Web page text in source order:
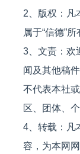
2、版权：凡
属于“信德”
3、文责：欢
闻及其他稿
不代表本社
区、团体、
4、转载：凡
容，为本网